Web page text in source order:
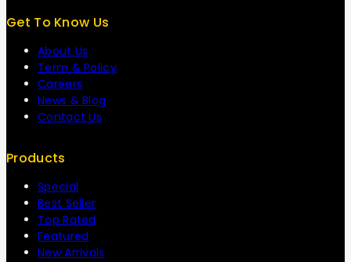
Get To Know Us
About Us
Term & Policy
Careers
News & Blog
Contact Us
Products
Special
Best Seller
Top Rated
Featured
New Arrivals